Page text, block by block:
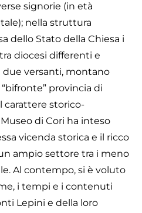
signorie (in età
nella struttura
dello Stato della Chiesa i
diocesi differenti e
versanti, montano
provincia di
carattere storico-
di Cori ha inteso
vicenda storica e il ricco
ampio settore tra i meno
Al contempo, si è voluto
i tempi e i contenuti
Lepini e della loro